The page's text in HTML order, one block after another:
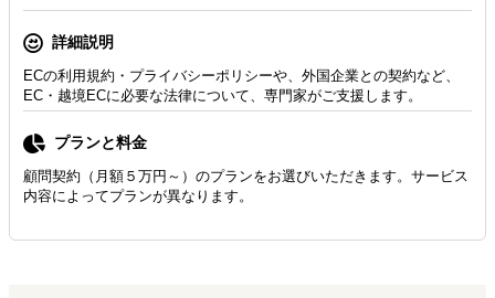
詳細説明
ECの利用規約・プライバシーポリシーや、外国企業との契約など、
EC・越境ECに必要な法律について、専門家がご支援します。
プランと料金
顧問契約（月額５万円～）のプランをお選びいただきます。サービス
内容によってプランが異なります。